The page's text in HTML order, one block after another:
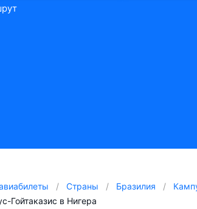
Страны Бразилия
Гойтаказис в Нигера